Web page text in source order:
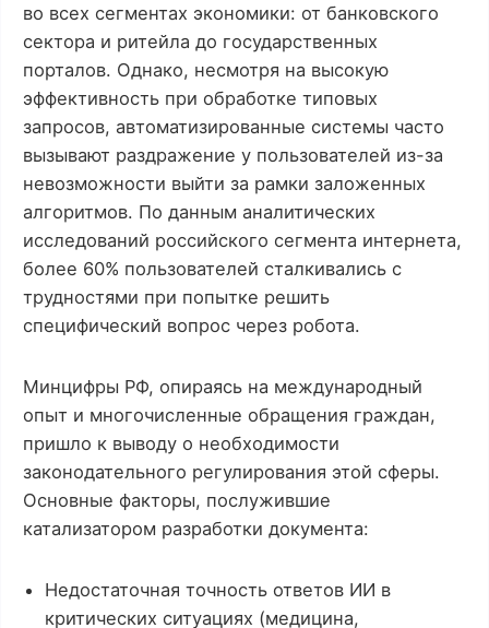
во всех сегментах экономики: от банковского
сектора и ритейла до государственных
порталов. Однако, несмотря на высокую
эффективность при обработке типовых
запросов, автоматизированные системы часто
вызывают раздражение у пользователей из-за
невозможности выйти за рамки заложенных
алгоритмов. По данным аналитических
исследований российского сегмента интернета,
более 60% пользователей сталкивались с
трудностями при попытке решить
специфический вопрос через робота.
Минцифры РФ, опираясь на международный
опыт и многочисленные обращения граждан,
пришло к выводу о необходимости
законодательного регулирования этой сферы.
Основные факторы, послужившие
катализатором разработки документа:
Недостаточная точность ответов ИИ в
критических ситуациях (медицина,